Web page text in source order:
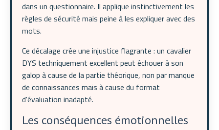
dans un questionnaire. Il applique instinctivement les
règles de sécurité mais peine à les expliquer avec des
mots.
Ce décalage crée une injustice flagrante : un cavalier
DYS techniquement excellent peut échouer à son
galop à cause de la partie théorique, non par manque
de connaissances mais à cause du format
d'évaluation inadapté.
Les conséquences émotionnelles